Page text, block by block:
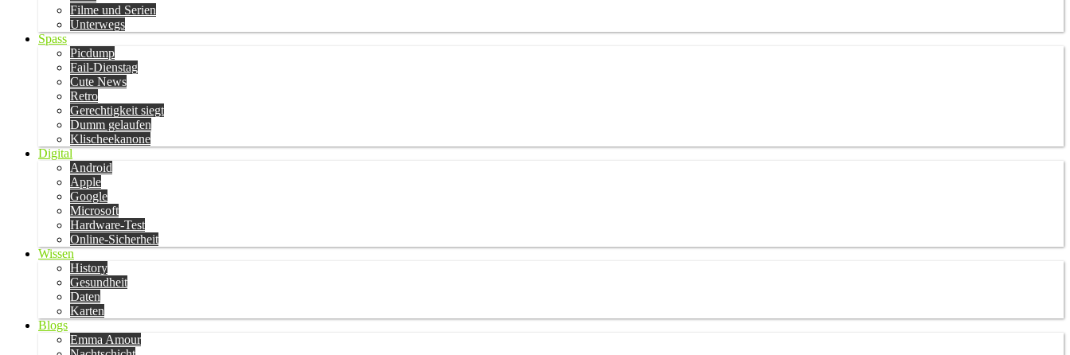
Filme und Serien
Unterwegs
Spass
Picdump
Fail-Dienstag
Cute News
Retro
Gerechtigkeit siegt
Dumm gelaufen
Klischeekanone
Digital
Android
Apple
Google
Microsoft
Hardware-Test
Online-Sicherheit
Wissen
History
Gesundheit
Daten
Karten
Blogs
Emma Amour